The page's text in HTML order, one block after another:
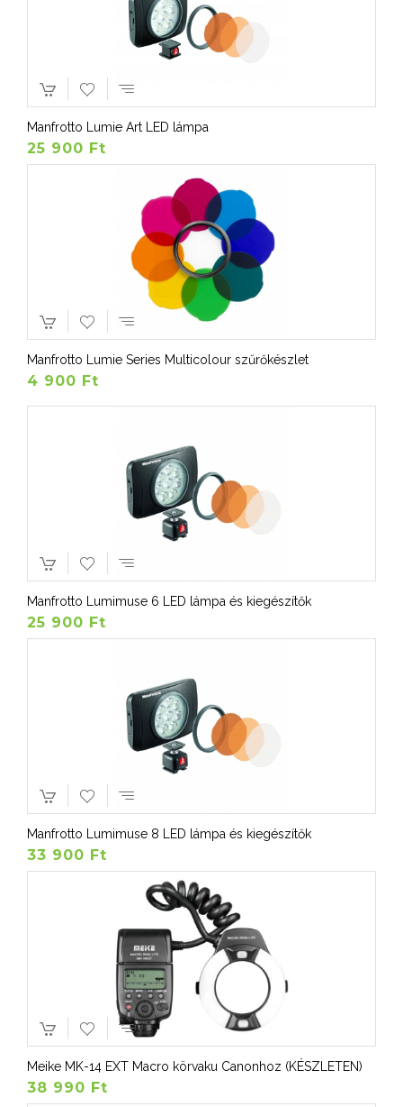
Manfrotto Lumie Art LED lámpa
25 900 Ft
Manfrotto Lumie Series Multicolour szűrőkészlet
4 900 Ft
Manfrotto Lumimuse 6 LED lámpa és kiegészítők
25 900 Ft
Manfrotto Lumimuse 8 LED lámpa és kiegészítők
33 900 Ft
Meike MK-14 EXT Macro körvaku Canonhoz (KÉSZLETEN)
38 990 Ft